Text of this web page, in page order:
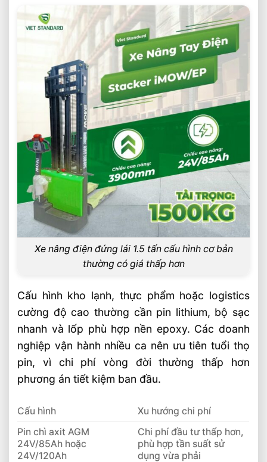
Xe nâng điện đứng lái 1.5 tấn cấu hình cơ bản
thường có giá thấp hơn
Cấu hình kho lạnh, thực phẩm hoặc logistics
cường độ cao thường cần pin lithium, bộ sạc
nhanh và lốp phù hợp nền epoxy. Các doanh
nghiệp vận hành nhiều ca nên ưu tiên tuổi thọ
pin, vì chi phí vòng đời thường thấp hơn
phương án tiết kiệm ban đầu.
Cấu hình
Xu hướng chi phí
Pin chì axit AGM
24V/85Ah hoặc
24V/120Ah
Chi phí đầu tư thấp hơn,
phù hợp tần suất sử
dụng vừa phải